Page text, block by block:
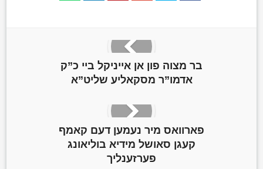
בר מצוה פון אן אייניקל ביי כ”ק
אדמו”ר מסקאליע שליט”א
פארוואס מיר נעמען דעם קאמף
קעגן סאושל מידיא בוליאונג
פערזענליך